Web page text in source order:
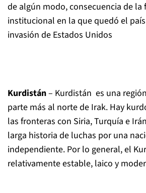
de algún modo, consecuencia de la
institucional en la que quedó el
invasión de Estados Unidos
Kurdistán– Kurdistán es una
parte más al norte de Irak. Hay
las fronteras con Siria, Turquía e
larga historia de luchas por una
independiente. Por lo general, el
relativamente estable, laico y